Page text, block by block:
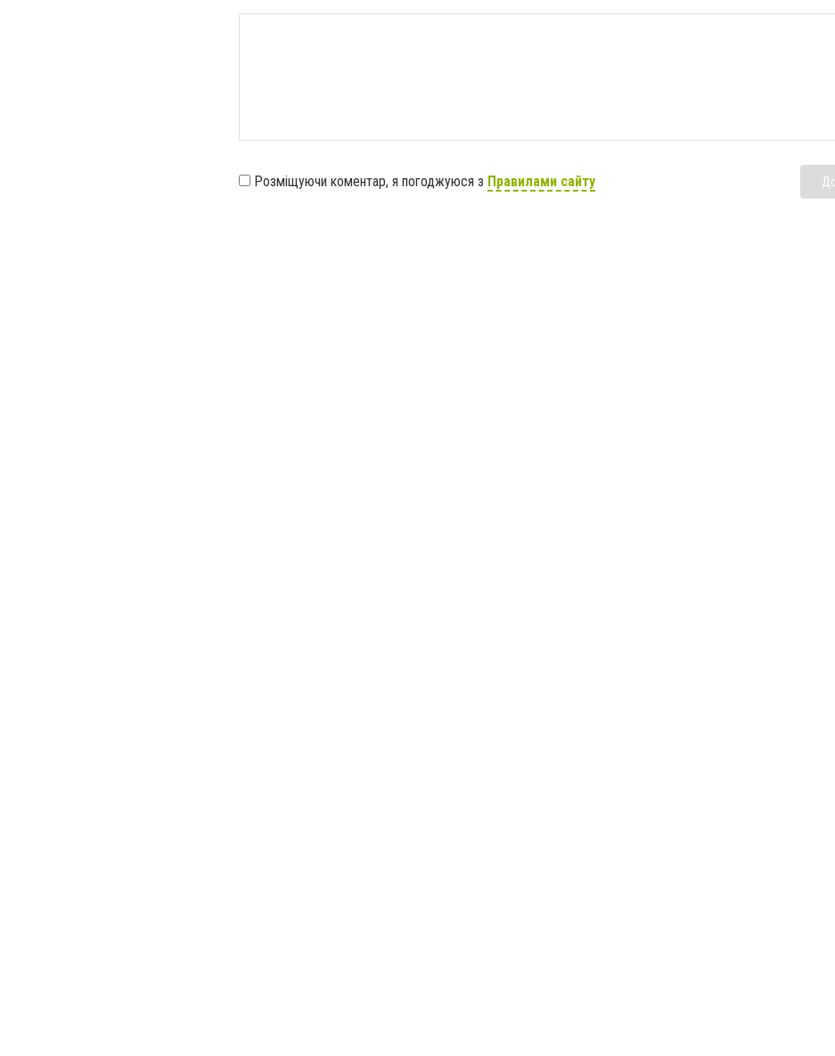
Розміщуючи коментар, я погоджуюся з Правилами сайту